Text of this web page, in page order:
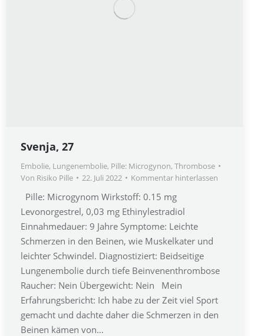
Svenja, 27
Embolie, Lungenembolie, Pille: Microgynon, Thrombose
Von Risiko Pille 22. Juli 2022 Kommentar hinterlassen
Pille: Microgynom Wirkstoff: 0.15 mg
Levonorgestrel, 0,03 mg Ethinylestradiol
Einnahmedauer: 9 Jahre Symptome: Leichte
Schmerzen in den Beinen, wie Muskelkater und
leichter Schwindel. Diagnostiziert: Beidseitige
Lungenembolie durch tiefe Beinvenenthrombose
Raucher: Nein Übergewicht: Nein Mein
Erfahrungsbericht: Ich habe zu der Zeit viel Sport
gemacht und dachte daher die Schmerzen in den
Beinen kämen von…